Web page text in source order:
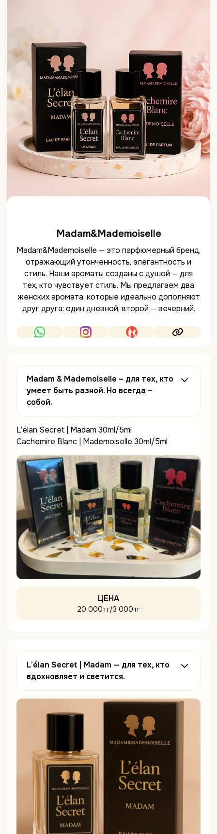
Madam&Mademoiselle
Madam&Mademoiselle — это парфюмерный бренд,
отражающий утонченность, элегантность и
стиль. Наши ароматы созданы с душой — для
тех, кто чувствует стиль. Мы предлагаем два
женских аромата, которые идеально дополняют
друг друга: один дневной, второй — вечерний.
Madam & Mademoiselle – для тех, кто
умеет быть разной. Но всегда –
собой.
L’élan Secret | Madam 30ml/5ml
Cachemire Blanc | Mademoiselle 30ml/5ml
ЦЕНА
20 000тг/3 000тг
L’élan Secret | Madam — для тех, кто
вдохновляет и светится.